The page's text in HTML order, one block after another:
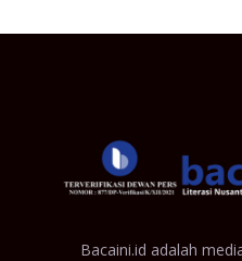
Bacaini.id adalah